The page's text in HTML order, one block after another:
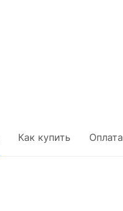
Как купить Оплата